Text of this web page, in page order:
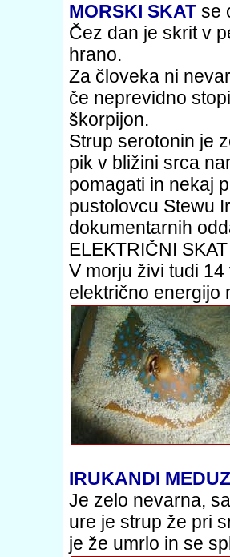
MORSKI SKAT se
Čez dan je skrit v
hrano.
Za človeka ni
če neprevidno
škorpijon.
Strup serotonin je
pik v bližini srca
pomagati in nekaj
pustolovcu Stewu
dokumentarnih
ELEKTRIČNI SKAT
V morju živi tudi
električno energijo
IRUKANDI
Je zelo nevarna,
ure je strup že pri
je že umrlo in se